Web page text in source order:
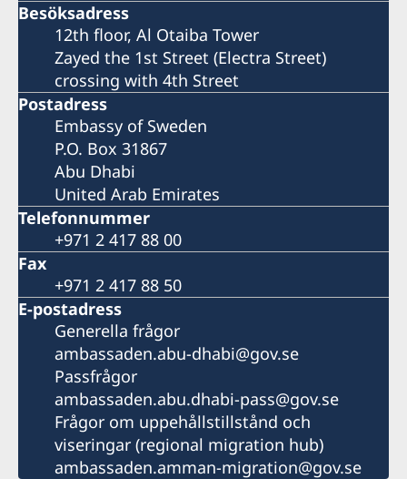
Besöksadress
12th floor, Al Otaiba Tower
Zayed the 1st Street (Electra Street)
crossing with 4th Street
Postadress
Embassy of Sweden
P.O. Box 31867
Abu Dhabi
United Arab Emirates
Telefonnummer
+971 2 417 88 00
Fax
+971 2 417 88 50
E-postadress
Generella frågor
ambassaden.abu-dhabi@gov.se
Passfrågor
ambassaden.abu.dhabi-pass@gov.se
Frågor om uppehållstillstånd och
viseringar (regional migration hub)
ambassaden.amman-migration@gov.se